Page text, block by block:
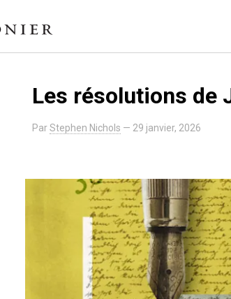
Les résolutions de
Par Stephen Nichols — 29 janvier, 2026